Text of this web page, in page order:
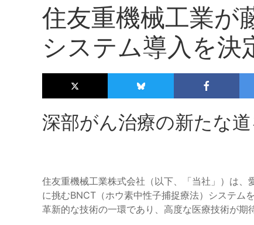
住友重機械工業が
システム導入を決
深部がん治療の新たな道
住友重機械工業株式会社（以下、「当社」）は
に挑むBNCT（ホウ素中性子捕捉療法）システム
革新的な技術の一環であり、高度な医療技術が期